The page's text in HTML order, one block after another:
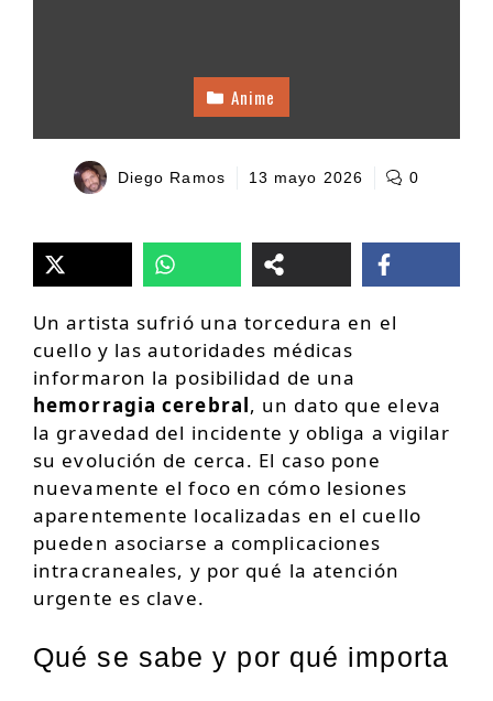
Anime
Diego Ramos 13 mayo 2026 0
Un artista sufrió una torcedura en el
cuello y las autoridades médicas
informaron la posibilidad de una
hemorragia cerebral, un dato que eleva
la gravedad del incidente y obliga a vigilar
su evolución de cerca. El caso pone
nuevamente el foco en cómo lesiones
aparentemente localizadas en el cuello
pueden asociarse a complicaciones
intracraneales, y por qué la atención
urgente es clave.
Qué se sabe y por qué importa